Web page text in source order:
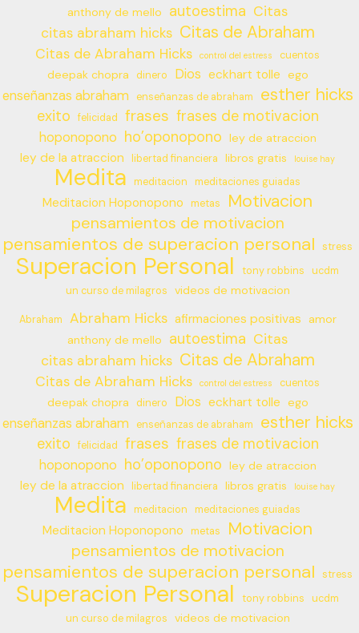
anthony de mello
autoestima Citas
citas abraham hicks Citas de Abraham
Citas de Abraham Hicks control del estress cuentos
deepak chopra dinero Dios eckhart tolle ego
enseñanzas abraham enseñanzas de abraham esther hicks
exito felicidad frases frases de motivacion
hoponopono ho’oponopono ley de atraccion
ley de la atraccion libertad financiera libros gratis louise hay
Medita meditacion meditaciones guiadas
Meditacion Hoponopono metas Motivacion
pensamientos de motivacion
pensamientos de superacion personal stress
Superacion Personal tony robbins
ucdm
un curso de milagros
videos de motivacion
Abraham Abraham Hicks afirmaciones positivas
amor
anthony de mello
autoestima Citas
citas abraham hicks Citas de Abraham
Citas de Abraham Hicks control del estress cuentos
deepak chopra dinero Dios eckhart tolle ego
enseñanzas abraham enseñanzas de abraham esther hicks
exito felicidad frases frases de motivacion
hoponopono ho’oponopono ley de atraccion
ley de la atraccion libertad financiera libros gratis louise hay
Medita meditacion meditaciones guiadas
Meditacion Hoponopono metas Motivacion
pensamientos de motivacion
pensamientos de superacion personal stress
Superacion Personal tony robbins
ucdm
un curso de milagros
videos de motivacion